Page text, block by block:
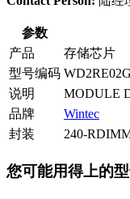
参数
产品
存储芯片
型号编码
说明
MODULE
品牌
Wintec
封装
240-
您可能用得上的